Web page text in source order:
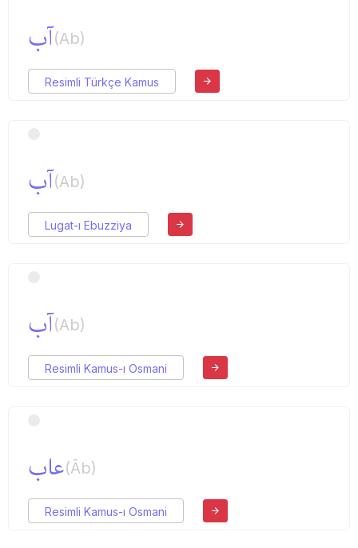
آب(Ab)
Resimli Türkçe Kamus
آب(Ab)
Lugat-ı Ebuzziya
آب(Ab)
Resimli Kamus-ı Osmani
عاب(Âb)
Resimli Kamus-ı Osmani